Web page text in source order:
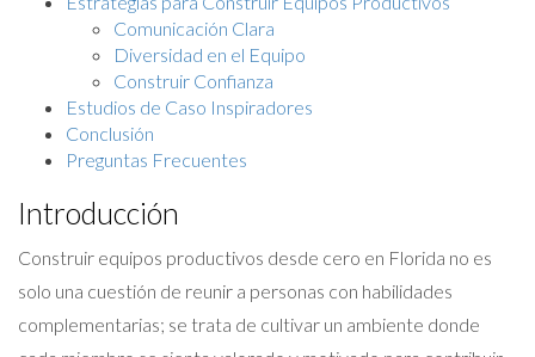
Comunicación Clara
Diversidad en el Equipo
Construir Confianza
Estudios de Caso Inspiradores
Conclusión
Preguntas Frecuentes
Introducción
Construir equipos productivos desde cero en Florida no es
solo una cuestión de reunir a personas con habilidades
complementarias; se trata de cultivar un ambiente donde